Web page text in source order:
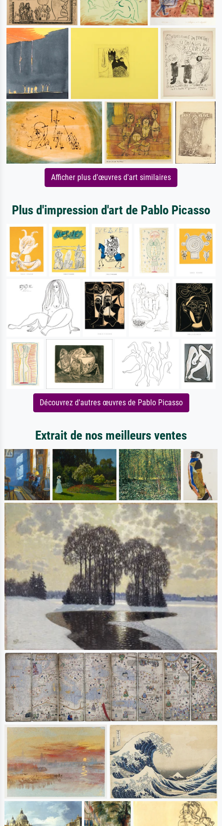
Afficher plus d'œuvres d'art similaires
Plus d'impression d'art de Pablo Picasso
Découvrez d'autres œuvres de Pablo Picasso
Extrait de nos meilleurs ventes